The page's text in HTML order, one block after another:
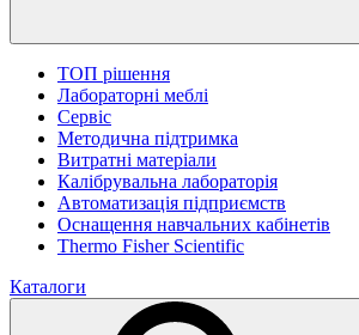
ТОП рішення
Лабораторні меблі
Сервіс
Методична підтримка
Витратні матеріали
Калібрувальна лабораторія
Автоматизація підприємств
Оснащення навчальних кабінетів
Thermo Fisher Scientific
Каталоги